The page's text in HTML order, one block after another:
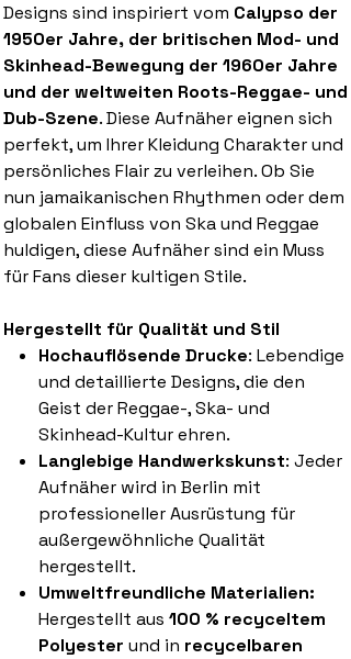
Designs sind inspiriert vom Calypso der
1950er Jahre, der britischen Mod- und
Skinhead-Bewegung der 1960er Jahre
und der weltweiten Roots-Reggae- und
Dub-Szene. Diese Aufnäher eignen sich
perfekt, um Ihrer Kleidung Charakter und
persönliches Flair zu verleihen. Ob Sie
nun jamaikanischen Rhythmen oder dem
globalen Einfluss von Ska und Reggae
huldigen, diese Aufnäher sind ein Muss
für Fans dieser kultigen Stile.
Hergestellt für Qualität und Stil
Hochauflösende Drucke: Lebendige
und detaillierte Designs, die den
Geist der Reggae-, Ska- und
Skinhead-Kultur ehren.
Langlebige Handwerkskunst: Jeder
Aufnäher wird in Berlin mit
professioneller Ausrüstung für
außergewöhnliche Qualität
hergestellt.
Umweltfreundliche Materialien:
Hergestellt aus 100 % recyceltem
Polyester und in recycelbaren